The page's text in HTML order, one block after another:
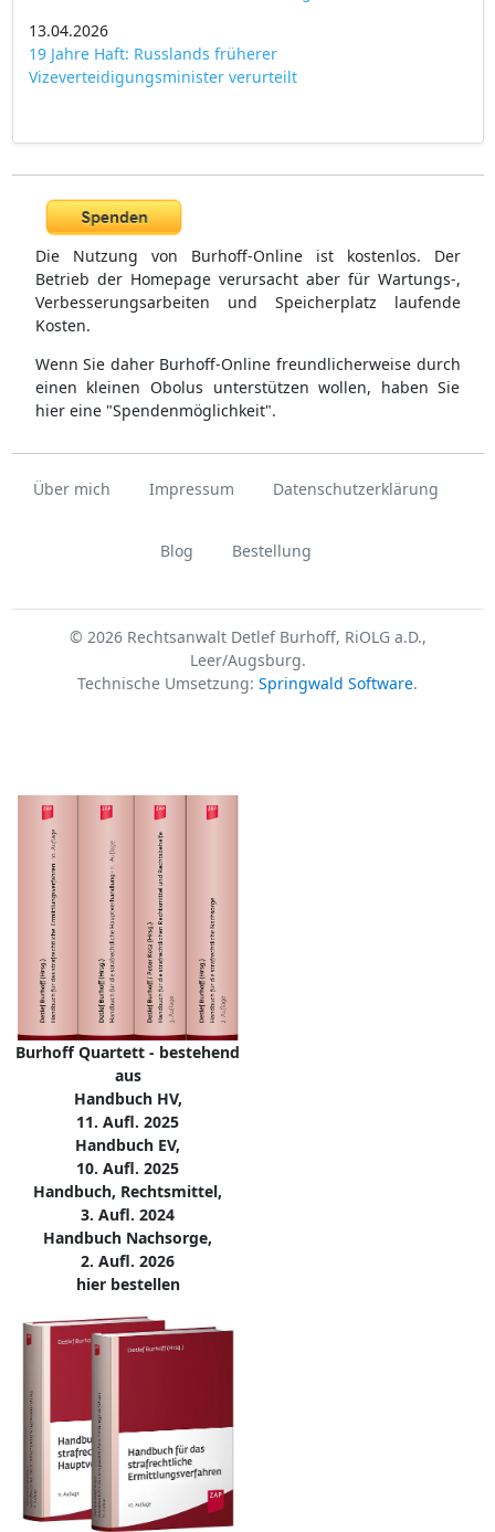
13.04.2026
19 Jahre Haft: Russlands früherer
Vizeverteidigungsminister verurteilt
Die Nutzung von Burhoff-Online ist kostenlos. Der
Betrieb der Homepage verursacht aber für Wartungs-,
Verbesserungsarbeiten und Speicherplatz laufende
Kosten.
Wenn Sie daher Burhoff-Online freundlicherweise durch
einen kleinen Obolus unterstützen wollen, haben Sie
hier eine "Spendenmöglichkeit".
Über mich Impressum Datenschutzerklärung
Blog Bestellung
© 2026 Rechtsanwalt Detlef Burhoff, RiOLG a.D.,
Leer/Augsburg.
Technische Umsetzung: Springwald Software.
Burhoff Quartett - bestehend
aus
Handbuch HV,
11. Aufl. 2025
Handbuch EV,
10. Aufl. 2025
Handbuch, Rechtsmittel,
3. Aufl. 2024
Handbuch Nachsorge,
2. Aufl. 2026
hier bestellen